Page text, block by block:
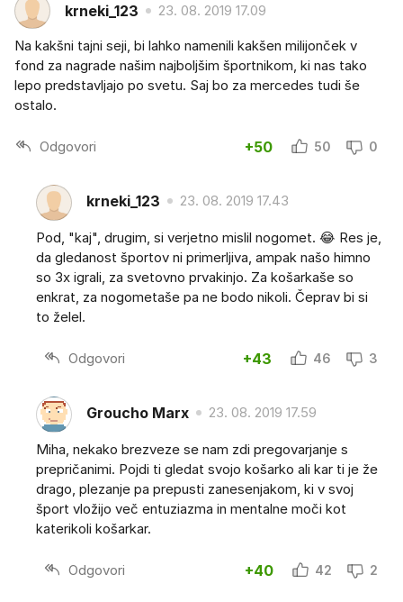
krneki_123 23. 08. 2019 17.09
Na kakšni tajni seji, bi lahko namenili kakšen milijonček v
fond za nagrade našim najboljšim športnikom, ki nas tako
lepo predstavljajo po svetu. Saj bo za mercedes tudi še
ostalo.
Odgovori +50 50 0
krneki_123 23. 08. 2019 17.43
Pod, "kaj", drugim, si verjetno mislil nogomet. 😂 Res je,
da gledanost športov ni primerljiva, ampak našo himno
so 3x igrali, za svetovno prvakinjo. Za košarkaše so
enkrat, za nogometaše pa ne bodo nikoli. Čeprav bi si
to želel.
Odgovori +43 46 3
Groucho Marx 23. 08. 2019 17.59
Miha, nekako brezveze se nam zdi pregovarjanje s
prepričanimi. Pojdi ti gledat svojo košarko ali kar ti je že
drago, plezanje pa prepusti zanesenjakom, ki v svoj
šport vložijo več entuziazma in mentalne moči kot
katerikoli košarkar.
Odgovori +40 42 2